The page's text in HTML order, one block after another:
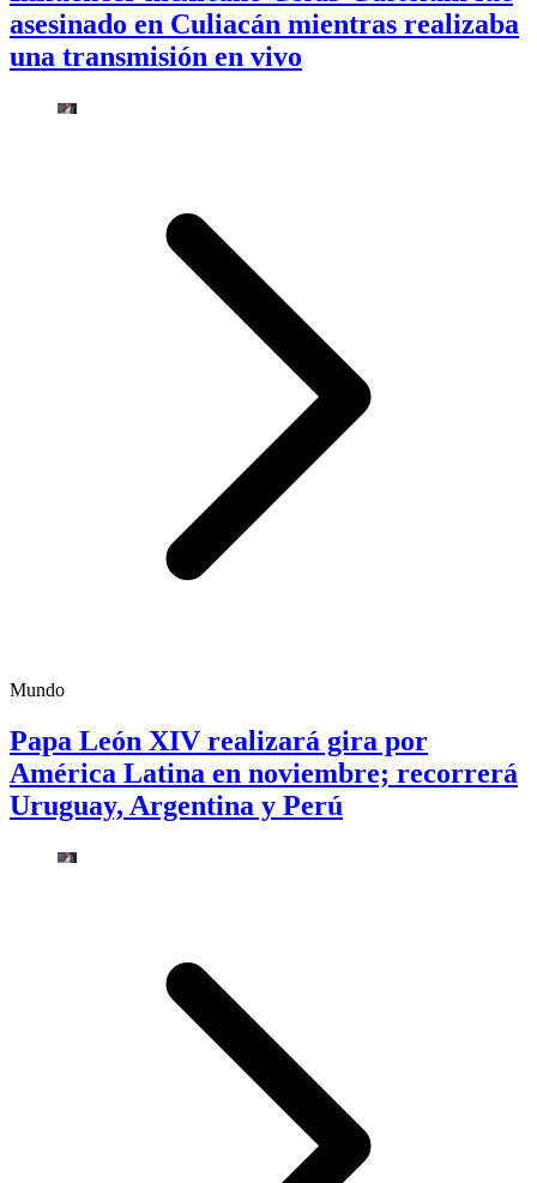
asesinado en Culiacán mientras realizaba
una transmisión en vivo
Mundo
Papa León XIV realizará gira por
América Latina en noviembre; recorrerá
Uruguay, Argentina y Perú